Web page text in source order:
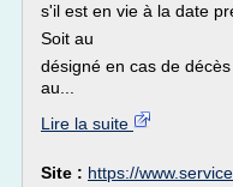
s'il est en vie à la date
Soit au
désigné en cas de
au...
Lire la suite
Site : https://